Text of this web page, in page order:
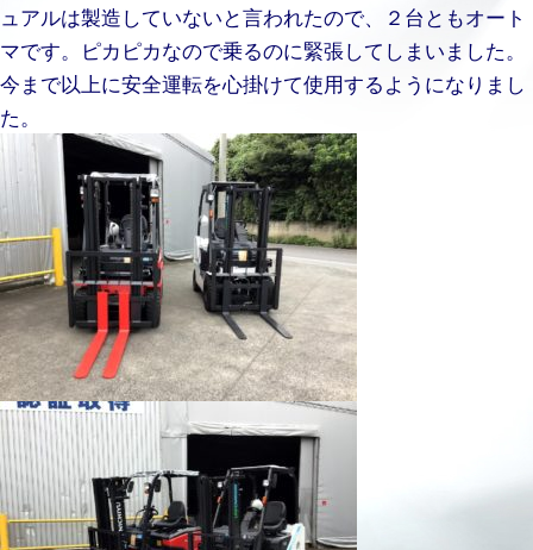
ュアルは製造していないと言われたので、２台ともオート
マです。ピカピカなので乗るのに緊張してしまいました。
今まで以上に安全運転を心掛けて使用するようになりまし
た。